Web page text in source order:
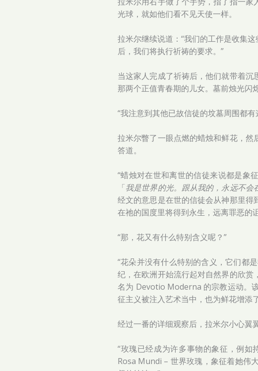
光球，就如他们看不见天使一样。
拉米尔继续说道：“我们的工作是收集
后，我们​​将执行祈祷的要求。”
当这家人完成了祈祷后，他们就带着
那两个正值青春期的儿女。墓前烛光闪
“我注意到其他已故信徒的坟墓周围都
拉米尔瞥了一眼点燃的蜡烛和鲜花，
答道。
“蜡烛对在世和离世的信徒来说都是象
「我是世界的光。跟从我的，永远不会
经文的意思是在世的信徒会从神那里
在祂的国度里将得到永生，远离罪恶的
“那，花又有什么特别含义呢？”
“花朵并没有什么特别的含义，它们都
纪，在欧洲开始流行起对自然界的欣
名为 Devotio Moderna 的宗教运动。
征主义被注入艺术当中，也为鲜花增添
经过一番的详细观察后，拉米尔小心翼
“玫瑰已经成为许多事物的象征，例
Rosa Mundi – 世界玫瑰，象征着她伟